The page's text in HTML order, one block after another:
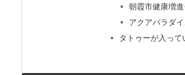
朝霞市健康増
アクアパラダ
タトゥーが入って